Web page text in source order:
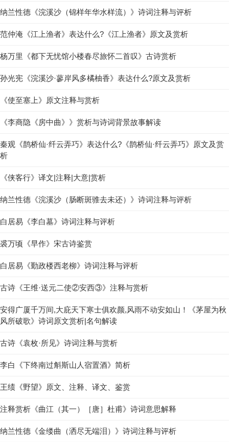
纳兰性德《浣溪沙（锦样年华水样流）》诗词注释与评析
范仲淹《江上渔者》表达什么?《江上渔者》原文及赏析
杨万里《都下无忧馆小楼春尽旅怀二首叹》古诗赏析
孙光宪《浣溪沙·蓼岸风多橘柚香》表达什么?原文及赏析
《使至塞上》原文注释与赏析
《李商隐《房中曲》》赏析与诗词背景故事解读
秦观《鹊桥仙·纤云弄巧》表达什么?《鹊桥仙·纤云弄巧》原文及赏
析
《侠客行》译文|注释|大意|赏析
纳兰性德《浣溪沙（肠断斑骓去未还）》诗词注释与评析
白居易《李白墓》诗词注释与评析
裘万顷《早作》宋古诗鉴赏
白居易《勤政楼西老柳》诗词注释与评析
古诗《王维·送元二使②安西③》注释与赏析
安得广厦千万间,大庇天下寒士俱欢颜,风雨不动安如山！《茅屋为秋
风所破歌》诗词原文赏析|名句解读
古诗《袁枚·所见》诗词注释与赏析
李白《下终南过斛斯山人宿置酒》简析
王绩《野望》原文、注释、译文、鉴赏
注释赏析《曲江（其一）［唐］杜甫》诗词意思解释
纳兰性德《金缕曲（洒尽无端泪）》诗词注释与评析